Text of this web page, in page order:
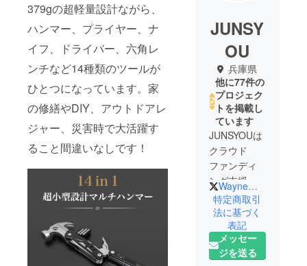
379gの超軽量設計ながら、
ハンマー、プライヤー、ナ
イフ、ドライバー、六角レ
ンチなど14種類のツールが
ひとつになっています。家
の修繕やDIY、アウトドアレ
ジャー、災害時で大活躍す
ること間違いなしです！
JUNSY
OU
兵庫県
他に77件の
プロジェク
トを掲載し
ています
JUNSYOUは
クラウド
ファンディ
ング支援の
プロチーム
です。メン
バーはいず
れも国際市
場における
WayneWL2
特定商取引
法に基づく
表記
メッセー
ジを送る